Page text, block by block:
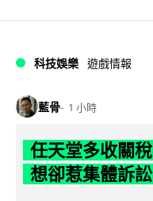
科技娛樂 遊戲情報
藍骨 1 小時
任天堂多收關
想卻惹集體訴訟